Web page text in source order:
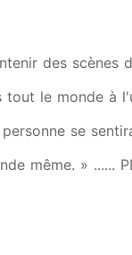
des
le monde à
se
même. » ......
dans une des
d'Arcadie.